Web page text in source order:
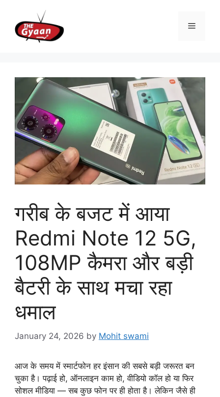
content
Menu
गरीब के बजट में आया
Redmi Note 12 5G,
108MP कैमरा और बड़ी
बैटरी के साथ मचा रहा
धमाल
January 24, 2026 by Mohit swami
आज के समय में स्मार्टफोन हर इंसान की सबसे बड़ी जरूरत बन
चुका है। पढ़ाई हो, ऑनलाइन काम हो, वीडियो कॉल हो या फिर
सोशल मीडिया — सब कुछ फोन पर ही होता है। लेकिन जैसे ही